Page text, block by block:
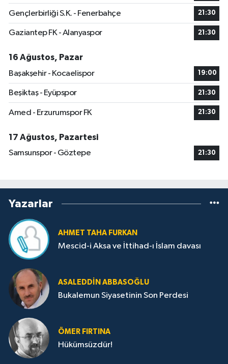
Gençlerbirliği S.K. - Fenerbahçe 21:30
Gaziantep FK - Alanyaspor 21:30
16 Ağustos, Pazar
Başakşehir - Kocaelispor
19:00
Beşiktaş - Eyüpspor 21:30
Amed - Erzurumspor FK 21:30
17 Ağustos, Pazartesi
Samsunspor - Göztepe
21:30
Yazarlar
AHMET TAHA FURKAN
Mescid-i Aksa ve İttihad-ı İslam davası
ASALEDDIN ABBASOĞLU
Bukalemun Siyasetinin Son Perdesi
ÖMER FIRTINA
Hükümsüzdür!